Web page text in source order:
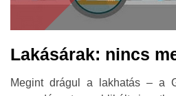
Lakásárak: nincs
Megint drágul a lakhatás – a